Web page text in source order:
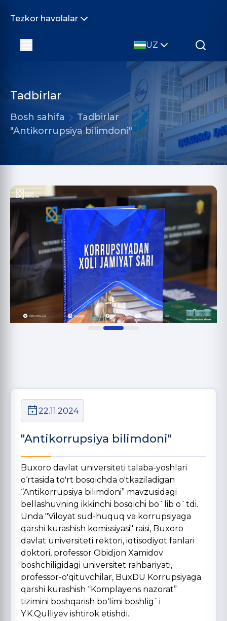
Tezkor havolalar
UZ
Tadbirlar
Bosh sahifa
Tadbirlar
"Antikorrupsiya bilimdoni"
22.11.2024
"Antikorrupsiya bilimdoni"
Buxoro davlat universiteti talaba-yoshlari
o‘rtasida to'rt bosqichda o'tkaziladigan
“Antikorrupsiya bilimdoni” mavzusidagi
bellashuvning ikkinchi bosqichi bo`lib o`tdi.
Unda "Viloyat sud-huquq va korrupsiyaga
qarshi kurashish komissiyasi" raisi, Buxoro
davlat universiteti rektori, iqtisodiyot fanlari
doktori, professor Obidjon Xamidov
boshchiligidagi universitet rahbariyati,
professor-o'qituvchilar, BuxDU Korrupsiyaga
qarshi kurashish “Komplayens nazorat”
tizimini boshqarish bo‘limi boshlig`i
Y.K.Qulliyev ishtirok etishdi.